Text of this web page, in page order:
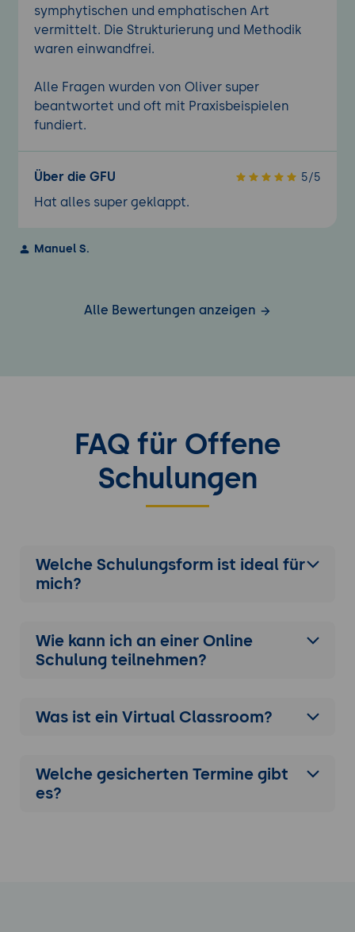
Infrastruktur.
Projektbeschreibung:Erstellung eines
Plans, der sicherstellt, dass kritische IT-
wiederhergestellt werden können,
einschließlich Risikobewertung und
Wiederherstellungsstrategien.
Entwicklung eines robusten Continuity
Plans.
Tools(optional).
präsentieren ihren Continuity Plan und
diskutieren die darin enthaltenen
symphytischen und emphatischen Art
vermittelt. Die Strukturierung und Methodik
waren einwandfrei.
Alle Fragen wurden von Oliver super
beantwortet und oft mit Praxisbeispielen
fundiert.
Über die GFU 5/5
Hat alles super geklappt.
Manuel S.
Alle Bewertungen anzeigen
FAQ für Offene
Schulungen
Welche Schulungsform ist ideal für
mich?
Wie kann ich an einer Online
Schulung teilnehmen?
Was ist ein Virtual Classroom?
Welche gesicherten Termine gibt
es?